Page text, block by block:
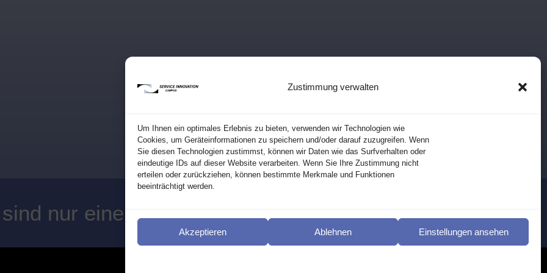
Zustimmung verwalten
Um Ihnen ein optimales Erlebnis zu bieten, verwenden wir Technologien wie
Cookies, um Geräteinformationen zu speichern und/oder darauf zuzugreifen. Wenn
Sie diesen Technologien zustimmst, können wir Daten wie das Surfverhalten oder
eindeutige IDs auf dieser Website verarbeiten. Wenn Sie Ihre Zustimmung nicht
erteilen oder zurückziehen, können bestimmte Merkmale und Funktionen
beeinträchtigt werden.
Akzeptieren Ablehnen Einstellungen ansehen
nur eine entfernt